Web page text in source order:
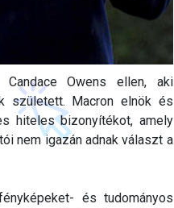
Owens ellen, aki
született. Macron elnök és
hiteles bizonyítékot, amely
nem igazán adnak választ a
és tudományos